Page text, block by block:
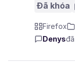
Đã khóa
Firefox
Denys